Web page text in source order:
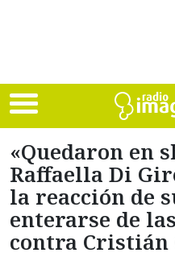
«Quedaron en
Raffaella Di
la reacción de
enterarse de
contra Cristián